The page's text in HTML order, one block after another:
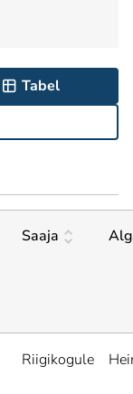
Tabel
Saaja
Riigikogule